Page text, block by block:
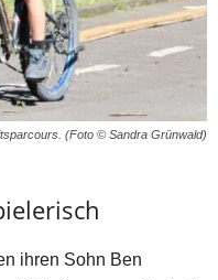
(Foto © Sandra Grünwald)
ihren Sohn Ben